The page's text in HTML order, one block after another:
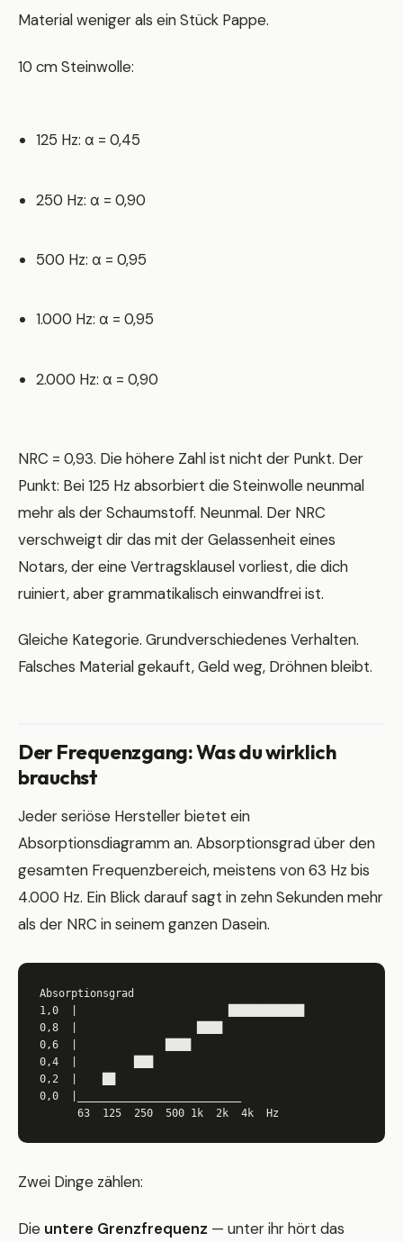
Material weniger als ein Stück Pappe.
10 cm Steinwolle:
125 Hz: α = 0,45
250 Hz: α = 0,90
500 Hz: α = 0,95
1.000 Hz: α = 0,95
2.000 Hz: α = 0,90
NRC = 0,93. Die höhere Zahl ist nicht der Punkt. Der
Punkt: Bei 125 Hz absorbiert die Steinwolle neunmal
mehr als der Schaumstoff. Neunmal. Der NRC
verschweigt dir das mit der Gelassenheit eines
Notars, der eine Vertragsklausel vorliest, die dich
ruiniert, aber grammatikalisch einwandfrei ist.
Gleiche Kategorie. Grundverschiedenes Verhalten.
Falsches Material gekauft, Geld weg, Dröhnen bleibt.
Der Frequenzgang: Was du wirklich
brauchst
Jeder seriöse Hersteller bietet ein
Absorptionsdiagramm an. Absorptionsgrad über den
gesamten Frequenzbereich, meistens von 63 Hz bis
4.000 Hz. Ein Blick darauf sagt in zehn Sekunden mehr
als der NRC in seinem ganzen Dasein.
Absorptionsgrad
1,0  |                        ████████████
0,8  |                   ████
0,6  |              ████
0,4  |         ███
0,2  |    ██
0,0  |__________________________
      63  125  250  500 1k  2k  4k  Hz
Zwei Dinge zählen:
Die untere Grenzfrequenz — unter ihr hört das